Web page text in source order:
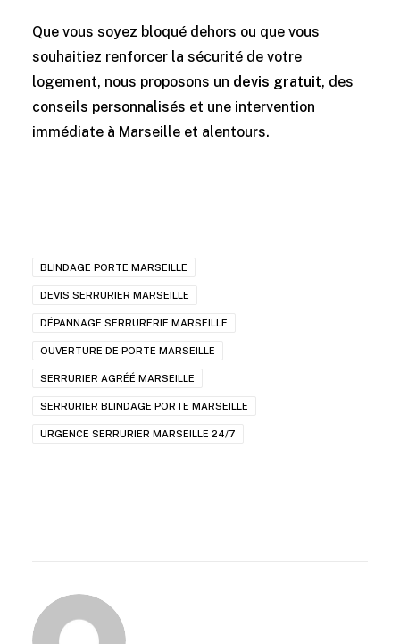
Que vous soyez bloqué dehors ou que vous
souhaitiez renforcer la sécurité de votre
logement, nous proposons un devis gratuit, des
conseils personnalisés et une intervention
immédiate à Marseille et alentours.
BLINDAGE PORTE MARSEILLE
DEVIS SERRURIER MARSEILLE
DÉPANNAGE SERRURERIE MARSEILLE
OUVERTURE DE PORTE MARSEILLE
SERRURIER AGRÉÉ MARSEILLE
SERRURIER BLINDAGE PORTE MARSEILLE
URGENCE SERRURIER MARSEILLE 24/7